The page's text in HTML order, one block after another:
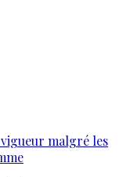
malgré les